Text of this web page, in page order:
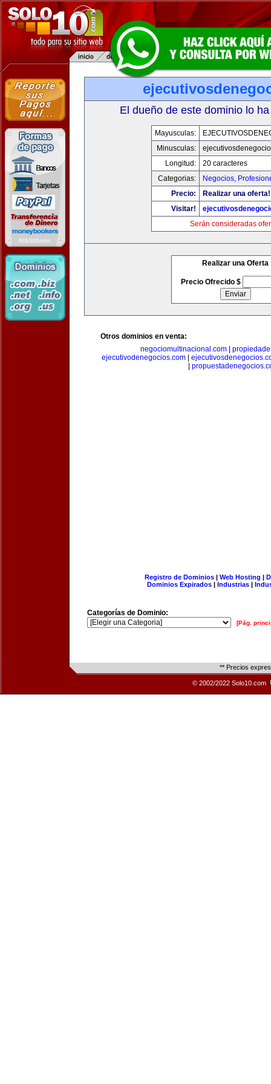
El dueño de este dominio lo
Mayusculas:
Minusculas:
Longitud:
20 caracteres
Categorias:
Negocios,
Precio:
Realizar una oferta!
Visitar!
Serán consideradas
Realizar una Oferta
Precio Ofrecido $
Otros dominios en venta:
negociomultinacional.com
ejecutivodenegocios.com|
Registro de Dominios| Web Hosting |
Dominios Expirados | Industrias |
Categorías de Dominio:
[Pág.
** Precios
© 2002/2022 Solo10.com